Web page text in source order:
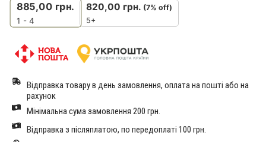
885,00 грн.
1 - 4
820,00 грн. (7% off)
5+
Відправка товару в день замовлення, оплата на пошті або на
рахунок
Мінімальна сума замовлення 200 грн.
Відправка з післяплатою, по передоплаті 100 грн.